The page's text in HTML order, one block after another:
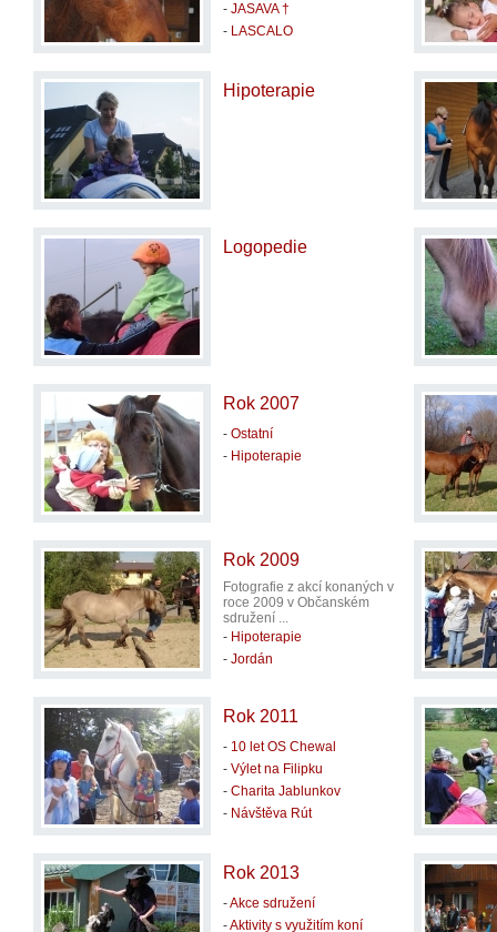
- JASAVA †
- LASCALO
Hipoterapie
Logopedie
Rok 2007
- Ostatní
- Hipoterapie
Rok 2009
Fotografie z akcí konaných v
roce 2009 v Občanském
sdružení ...
- Hipoterapie
- Jordán
Rok 2011
- 10 let OS Chewal
- Výlet na Filipku
- Charita Jablunkov
- Návštěva Rút
Rok 2013
-Akce sdružení
-Aktivity s využitím koní